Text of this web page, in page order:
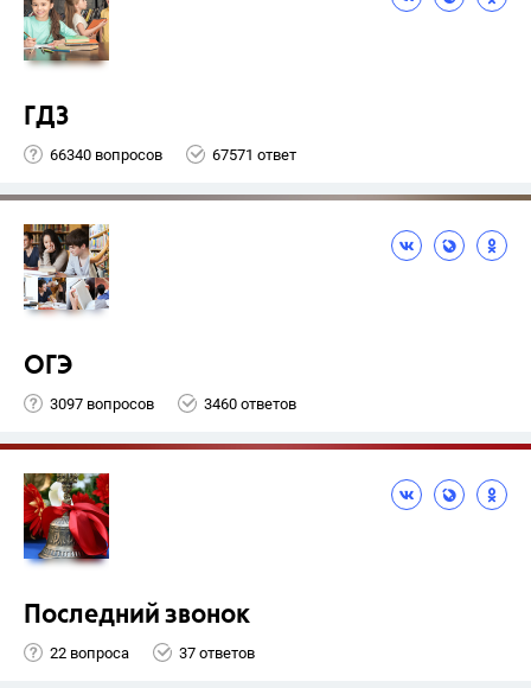
ГДЗ
66340 вопросов 67571 ответ
ОГЭ
3097 вопросов 3460 ответов
Последний звонок
22 вопроса 37 ответов